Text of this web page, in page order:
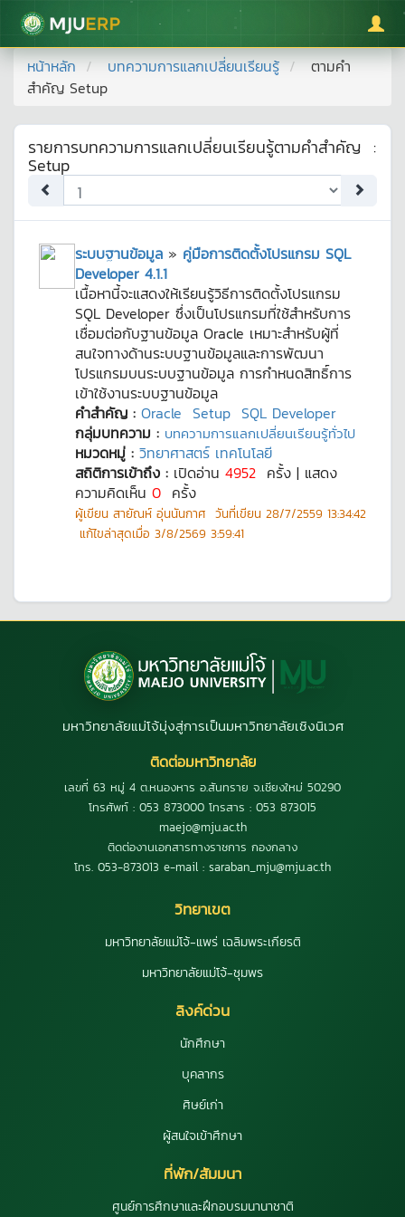
มหาวิทยาลัยแม่โจ้
หน้าหลัก บทความการแลกเปลี่ยนเรียนรู้
ตามคำ
สำคัญ Setup
รายการบทความการแลกเปลี่ยนเรียนรู้ตามคำสำคัญ :
Setup
ระบบฐานข้อมูล » คู่มือการติดตั้งโปรแกรม SQL
Developer 4.1.1
เนื้อหานี้จะแสดงให้เรียนรู้วิธีการติดตั้งโปรแกรม
SQL Developer ซึ่งเป็นโปรแกรมที่ใช้สำหรับการ
เชื่อมต่อกับฐานข้อมูล Oracle เหมาะสำหรับผู้ที่
สนใจทางด้านระบบฐานข้อมูลและการพัฒนา
โปรแกรมบนระบบฐานข้อมูล การกำหนดสิทธิ์การ
เข้าใช้งานระบบฐานข้อมูล
คำสำคัญ : Oracle Setup SQL Developer
กลุ่มบทความ : บทความการแลกเปลี่ยนเรียนรู้ทั่วไป
หมวดหมู่ : วิทยาศาสตร์ เทคโนโลยี
สถิติการเข้าถึง : เปิดอ่าน 4952 ครั้ง | แสดง
ความคิดเห็น 0 ครั้ง
ผู้เขียน สายัณห์ อุ่นนันกาศ วันที่เขียน 28/7/2559 13:34:42
แก้ไขล่าสุดเมื่อ 3/8/2569 3:59:41
มหาวิทยาลัยแม่โจ้มุ่งสู่การเป็นมหาวิทยาลัยเชิงนิเวศ
ติดต่อมหาวิทยาลัย
เลขที่ 63 หมู่ 4 ต.หนองหาร อ.สันทราย จ.เชียงใหม่ 50290
โทรศัพท์ : 053 873000 โทรสาร : 053 873015
maejo@mju.ac.th
ติดต่องานเอกสารทางราชการ กองกลาง
โทร. 053-873013 e-mail : saraban_mju@mju.ac.th
วิทยาเขต
มหาวิทยาลัยแม่โจ้-แพร่ เฉลิมพระเกียรติ
มหาวิทยาลัยแม่โจ้-ชุมพร
ลิงค์ด่วน
นักศึกษา
บุคลากร
ศิษย์เก่า
ผู้สนใจเข้าศึกษา
ที่พัก/สัมมนา
ศูนย์การศึกษาและฝึกอบรมนานาชาติ